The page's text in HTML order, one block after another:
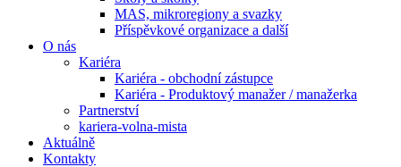
MAS, mikroregiony a svazky
Příspěvkové organizace a další
O nás
Kariéra
Kariéra - obchodní zástupce
Kariéra - Produktový manažer / manažerka
Partnerství
kariera-volna-mista
Aktuálně
Kontakty